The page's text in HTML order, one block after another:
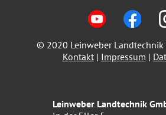
© 2020 Leinweber Landtechnik
Kontakt| Impressum |
Leinweber Landtechnik